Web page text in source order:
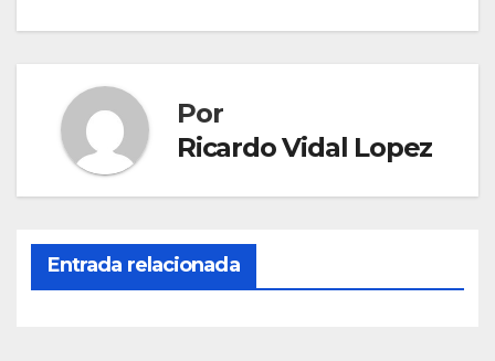
de
Por
Ricardo Vidal Lopez
Entrada relacionada